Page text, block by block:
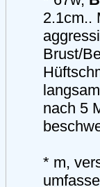
2.1cm..
Brust/
nach 5
* m,